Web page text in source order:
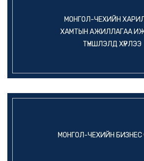
МОНГОЛ-ЧЕХИЙН
ХАМТЫН АЖИЛЛАГАА ИЖ
ТҮНШЛЭЛД ХҮРЛЭЭ
МОНГОЛ-ЧЕХИЙН БИЗНЕС